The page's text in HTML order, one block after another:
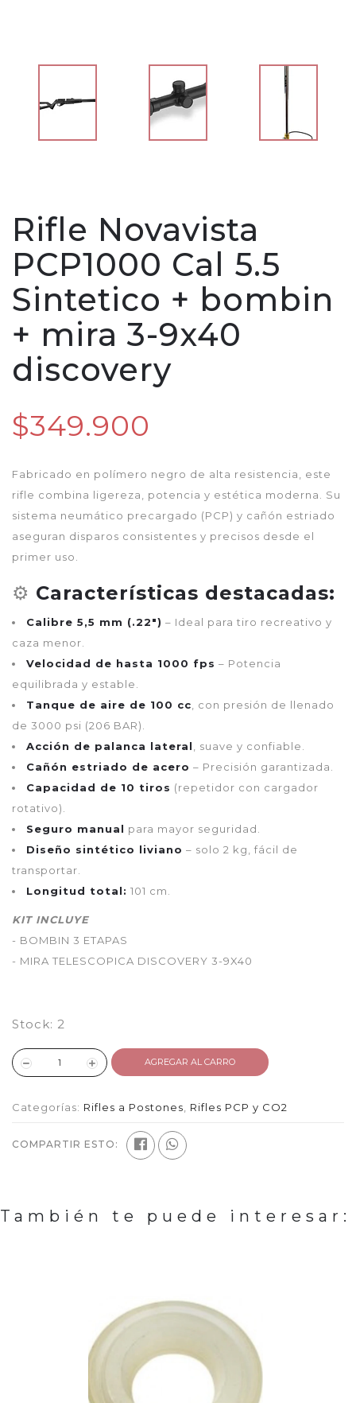
Rifle Novavista
PCP1000 Cal 5.5
Sintetico + bombin
+ mira 3-9x40
discovery
$349.900
Fabricado en polímero negro de alta resistencia, este
rifle combina ligereza, potencia y estética moderna. Su
sistema neumático precargado (PCP) y cañón estriado
aseguran disparos consistentes y precisos desde el
primer uso.
⚙️ Características destacadas:
Calibre 5,5 mm (.22″) – Ideal para tiro recreativo y
caza menor.
Velocidad de hasta 1000 fps – Potencia
equilibrada y estable.
Tanque de aire de 100 cc , con presión de llenado
de 3000 psi (206 BAR).
Acción de palanca lateral
, suave y confiable.
Cañón estriado de acero – Precisión garantizada.
Capacidad de 10 tiros (repetidor con cargador
rotativo).
Seguro manual para mayor seguridad.
Diseño sintético liviano – solo 2 kg, fácil de
transportar.
Longitud total: 101 cm.
KIT INCLUYE
- BOMBIN 3 ETAPAS
- MIRA TELESCOPICA DISCOVERY 3-9X40
Stock: 2
AGREGAR AL CARRO
Categorías: Rifles a Postones Rifles PCP y CO2
COMPARTIR ESTO:
También te puede interesar: